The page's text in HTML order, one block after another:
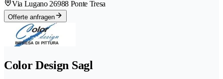
Via Lugano 26988 Ponte Tresa
Offerte anfragen
Color Design Sagl